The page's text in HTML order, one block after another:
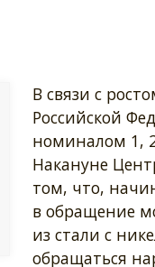
В связи с
Российской
номиналом 1,
Накануне
том, что,
в обращение
из стали с
обращаться